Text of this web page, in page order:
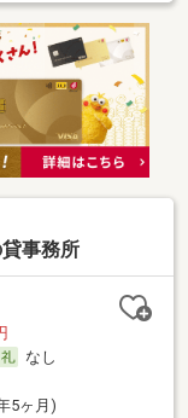
事務所
なし
5ヶ月)